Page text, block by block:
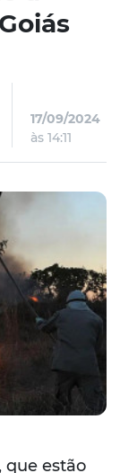
17/09/2024
às 14:11
que estão